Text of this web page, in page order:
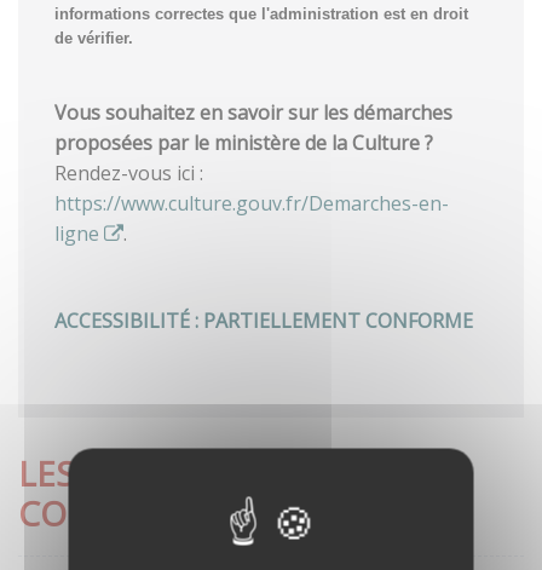
informations correctes que l'administration est en droit
de vérifier.
Vous souhaitez en savoir sur les démarches
proposées par le ministère de la Culture ?
Rendez-vous ici :
https://www.culture.gouv.fr/Demarches-en-
ligne
.
ACCESSIBILITÉ : PARTIELLEMENT CONFORME
LES DÉMARCHES LES PLUS
CONSULTÉES